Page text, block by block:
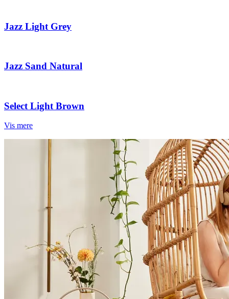
Jazz Light Grey
Jazz Sand Natural
Select Light Brown
Vis mere